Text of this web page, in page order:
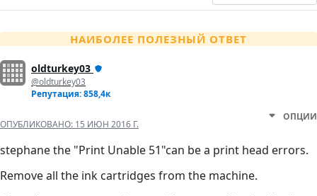
НАИБОЛЕЕ ПОЛЕЗНЫЙ ОТВЕТ
oldturkey03
@oldturkey03
Репутация: 858,4к
ОПУБЛИКОВАНО: 15 ИЮН 2016 Г.
ОПЦИИ
stephane the "Print Unable 51"can be a print head errors.
Remove all the ink cartridges from the machine.